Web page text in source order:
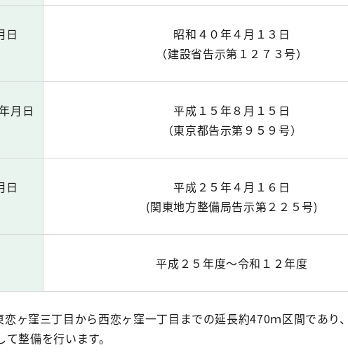
日
昭和４０年４月１３日
（建設省告示第１２７３号）
月日
平成１５年８月１５日
（東京都告示第９５９号）
日
平成２５年４月１６日
(関東地方整備局告示第２２５号)
平成２５年度～令和１２年度
ヶ窪三丁目から西恋ヶ窪一丁目までの延長約470ｍ区間であり
整備を行います。